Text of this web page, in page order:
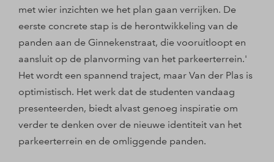
met wier inzichten we het plan gaan verrijken. De
eerste concrete stap is de herontwikkeling van de
panden aan de Ginnekenstraat, die vooruitloopt en
aansluit op de planvorming van het parkeerterrein.'
Het wordt een spannend traject, maar Van der Plas is
optimistisch. Het werk dat de studenten vandaag
presenteerden, biedt alvast genoeg inspiratie om
verder te denken over de nieuwe identiteit van het
parkeerterrein en de omliggende panden.